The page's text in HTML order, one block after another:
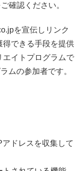
ご確認ください。
を宣伝しリンク
得できる手段を提供
エイトプログラムで
ムの参加者です。
ドレスを収集して